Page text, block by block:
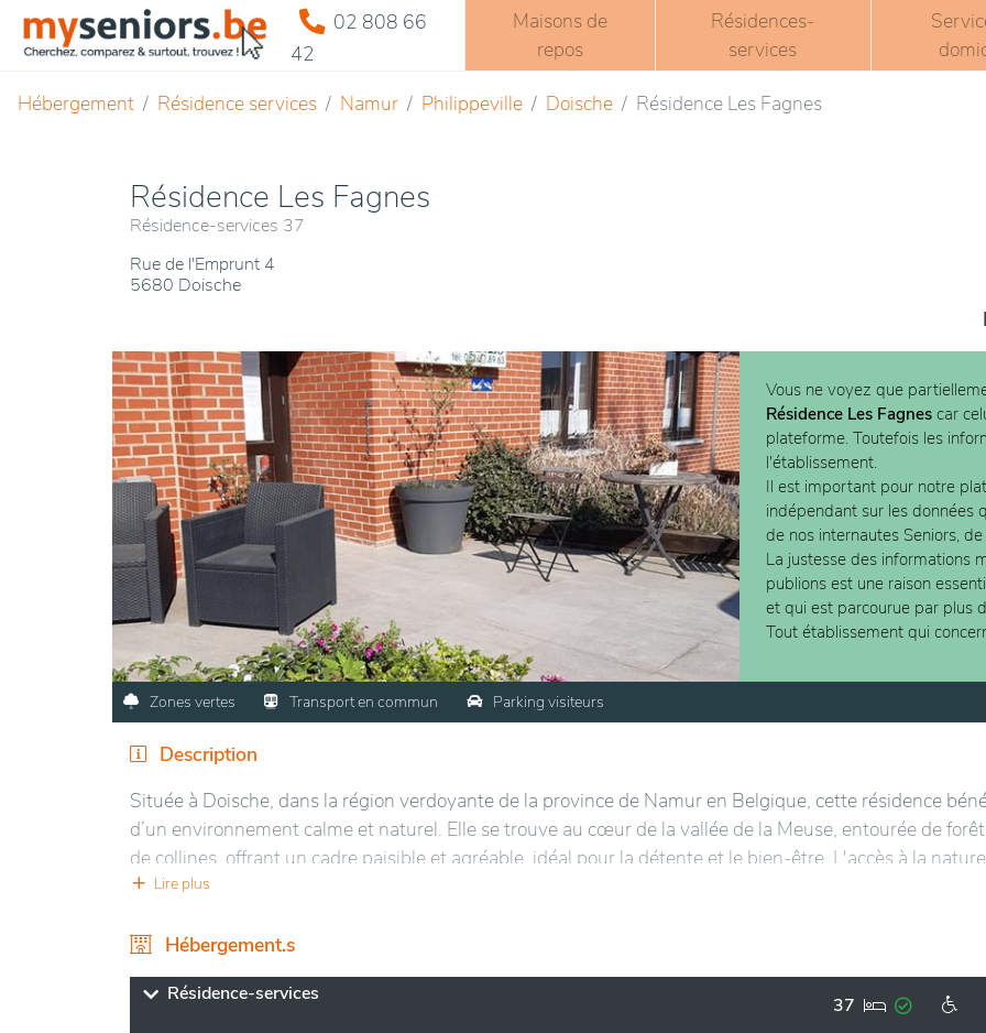
02 808 66
42
Maisons de
repos
Résidences-
services
Hébergement Résidence services Namur Philippeville Doische Résidence Les Fagnes
Résidence Les Fagnes
Résidence-services 37
Rue de l'Emprunt 4
5680 Doische
Vous ne voyez que
Résidence Les Fagnes car
plateforme. Toutefois les
l'établissement.
Il est important pour notre
indépendant sur les données
de nos internautes Seniors,
La justesse des informations
publions est une raison
et qui est parcourue par plus
Tout établissement qui
Zones vertes Transport en commun Parking visiteurs
Description
Située à Doische, dans la région verdoyante de la province de Namur en Belgique, cette résidence
d’un environnement calme et naturel. Elle se trouve au cœur de la vallée de la Meuse, entourée de
de collines, offrant un cadre paisible et agréable, idéal pour la détente et le bien-être. L'accès à la nature
permet de nombreuses promenades et activités en plein air.
Les installations sont modernes et adaptées aux besoins des résidents, avec des espaces spacieux et
lumineux favorisant un climat de sérénité. L’architecture combine confort et fonctionnalité, assurant un
environnement sûr et agréable. De plus, la région permet une qualité de vie élevée, avec des services de
proximité, tels que des commerces et des établissements médicaux. Les soins de santé sont de qualité,
Lire plus
Hébergement.s
Résidence-services 37